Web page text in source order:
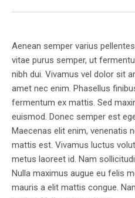
Aenean semper varius
vitae purus semper, ut
nibh dui. Vivamus vel dolor sit
amet nec enim. Phasellus
fermentum ex mattis. Sed
euismod. Donec semper est
Maecenas elit enim, venenatis
mattis est. Vivamus luctus
metus laoreet id. Nam
Nulla maximus augue eu felis
mauris a elit mattis congue.